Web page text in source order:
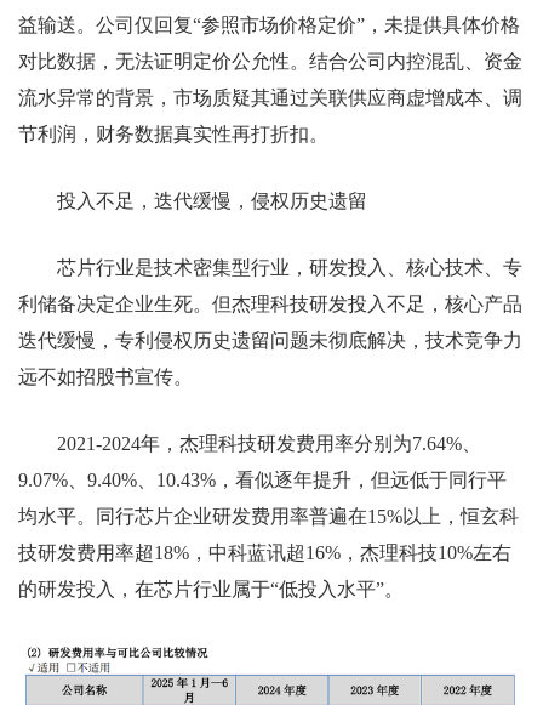
益输送。公司仅回复“参照市场价格定价”，未提供具体价格
对比数据，无法证明定价公允性。结合公司内控混乱、资金
流水异常的背景，市场质疑其通过关联供应商虚增成本、调
节利润，财务数据真实性再打折扣。
投入不足，迭代缓慢，侵权历史遗留
芯片行业是技术密集型行业，研发投入、核心技术、专
利储备决定企业生死。但杰理科技研发投入不足，核心产品
迭代缓慢，专利侵权历史遗留问题未彻底解决，技术竞争力
远不如招股书宣传。
2021-2024年，杰理科技研发费用率分别为7.64%、
9.07%、9.40%、10.43%，看似逐年提升，但远低于同行平
均水平。同行芯片企业研发费用率普遍在15%以上，恒玄科
技研发费用率超18%，中科蓝讯超16%，杰理科技10%左右
的研发投入，在芯片行业属于“低投入水平”。